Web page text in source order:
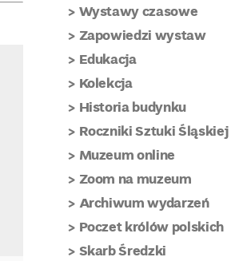
Wystawy czasowe
Zapowiedzi wystaw
Edukacja
Kolekcja
Historia budynku
Roczniki Sztuki Śląskiej
Muzeum online
Zoom na muzeum
Archiwum wydarzeń
Poczet królów polskich
Skarb Średzki